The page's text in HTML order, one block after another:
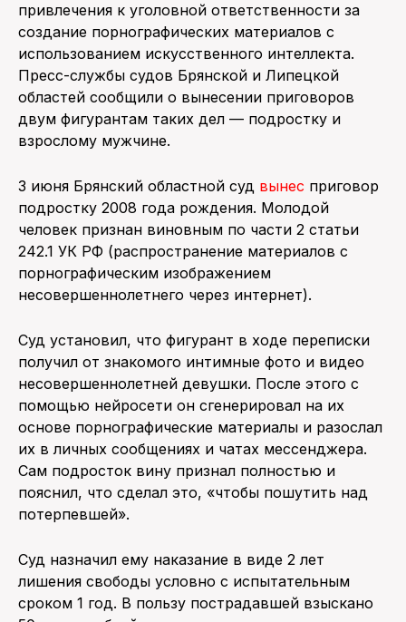
привлечения к уголовной ответственности за
создание порнографических материалов с
использованием искусственного интеллекта.
Пресс-службы судов Брянской и Липецкой
областей сообщили о вынесении приговоров
двум фигурантам таких дел — подростку и
взрослому мужчине.
3 июня Брянский областной суд вынес приговор
подростку 2008 года рождения. Молодой
человек признан виновным по части 2 статьи
242.1 УК РФ (распространение материалов с
порнографическим изображением
несовершеннолетнего через интернет).
Суд установил, что фигурант в ходе переписки
получил от знакомого интимные фото и видео
несовершеннолетней девушки. После этого с
помощью нейросети он сгенерировал на их
основе порнографические материалы и разослал
их в личных сообщениях и чатах мессенджера.
Сам подросток вину признал полностью и
пояснил, что сделал это, «чтобы пошутить над
потерпевшей».
Суд назначил ему наказание в виде 2 лет
лишения свободы условно с испытательным
сроком 1 год. В пользу пострадавшей взыскано